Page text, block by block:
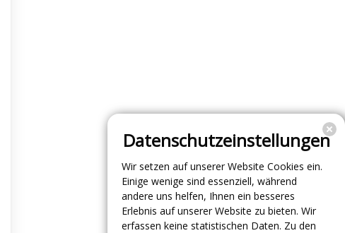
Datenschutzeinstellungen
Wir setzen auf unserer Website Cookies ein.
Einige wenige sind essenziell, während
andere uns helfen, Ihnen ein besseres
Erlebnis auf unserer Website zu bieten. Wir
erfassen keine statistischen Daten. Zu den